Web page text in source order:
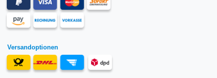
Versandoptionen